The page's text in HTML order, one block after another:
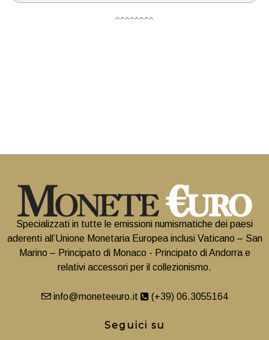
Specializzati in tutte le emissioni numismatiche dei paesi
aderenti all’Unione Monetaria Europea inclusi Vaticano – San
Marino – Principato di Monaco - Principato di Andorra e
relativi accessori per il collezionismo.
info@moneteeuro.it (+39) 06.3055164
Seguici su